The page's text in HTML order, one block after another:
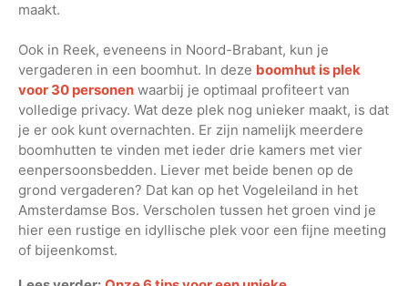
maakt.
Ook in Reek, eveneens in Noord-Brabant, kun je
vergaderen in een boomhut. In deze boomhut is plek
voor 30 personen waarbij je optimaal profiteert van
volledige privacy. Wat deze plek nog unieker maakt, is dat
je er ook kunt overnachten. Er zijn namelijk meerdere
boomhutten te vinden met ieder drie kamers met vier
eenpersoonsbedden. Liever met beide benen op de
grond vergaderen? Dat kan op het Vogeleiland in het
Amsterdamse Bos. Verscholen tussen het groen vind je
hier een rustige en idyllische plek voor een fijne meeting
of bijeenkomst.